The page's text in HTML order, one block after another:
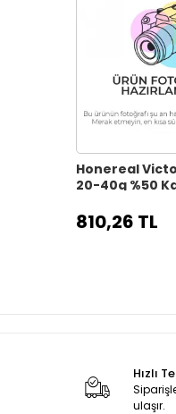
Honereal
20-40g %50
810,26 TL
Hızlı
ulaşır.